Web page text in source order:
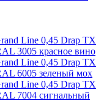
Line 0,45 Drap TX
3005 красное вино
Line 0,45 Drap TX
6005 зеленый мох
Line 0,45 Drap TX
7004 сигнальный